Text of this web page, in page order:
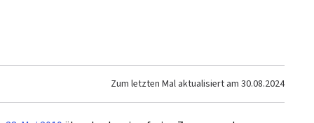
Zum letzten Mal aktualisiert am 30.08.2024